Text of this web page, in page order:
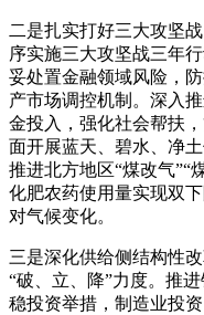
二是扎实打好三大攻坚
序实施三大攻坚战三年
妥处置金融领域风险，
产市场调控机制。深入
金投入，强化社会帮扶
面开展蓝天、碧水、净
推进北方地区“煤改气”“
化肥农药使用量实现双
对气候变化。
三是深化供给侧结构性
“破、立、降”力度。推
稳投资举措，制造业投